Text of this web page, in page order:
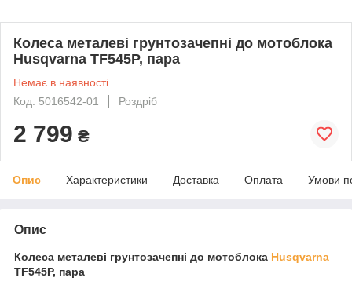
Колеса металеві грунтозачепні до мотоблока
Husqvarna TF545P, пара
Немає в наявності
Код: 5016542-01
Роздріб
2 799 ₴
Опис Характеристики Доставка Оплата Умови
Опис
Колеса металеві грунтозачепні до мотоблока Husqvarna
TF545P, пара